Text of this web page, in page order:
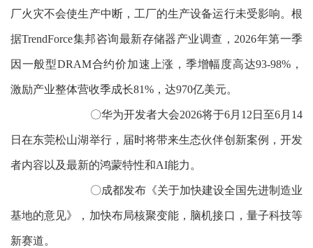
厂火灾不会使生产中断，工厂的生产设备运行未受影响。根
据TrendForce集邦咨询最新存储器产业调查，2026年第一季
因一般型DRAM合约价加速上涨，季增幅度高达93-98%，
激励产业整体营收季成长81%，达970亿美元。
〇华为开发者大会2026将于6月12日至6月14
日在东莞松山湖举行，届时将带来生态伙伴创新案例，开发
者内容以及最新的鸿蒙特性和AI能力。
〇成都发布《关于加快建设全国先进制造业
基地的意见》，加快布局核聚变能，脑机接口，量子科技等
新赛道。